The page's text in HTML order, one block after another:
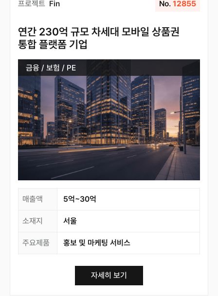
프로젝트 Fin No. 12855
연간 230억 규모 차세대 모바일 상품권
통합 플랫폼 기업
금융 / 보험 / PE
매출액 5억~30억
소재지 서울
주요제품 홍보 및 마케팅 서비스
자세히 보기